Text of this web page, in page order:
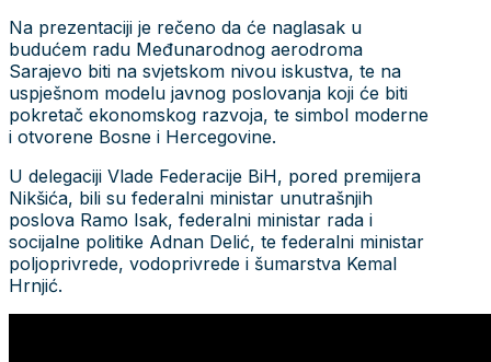
Na prezentaciji je rečeno da će naglasak u
budućem radu Međunarodnog aerodroma
Sarajevo biti na svjetskom nivou iskustva, te na
uspješnom modelu javnog poslovanja koji će biti
pokretač ekonomskog razvoja, te simbol moderne
i otvorene Bosne i Hercegovine.
U delegaciji Vlade Federacije BiH, pored premijera
Nikšića, bili su federalni ministar unutrašnjih
poslova Ramo Isak, federalni ministar rada i
socijalne politike Adnan Delić, te federalni ministar
poljoprivrede, vodoprivrede i šumarstva Kemal
Hrnjić.